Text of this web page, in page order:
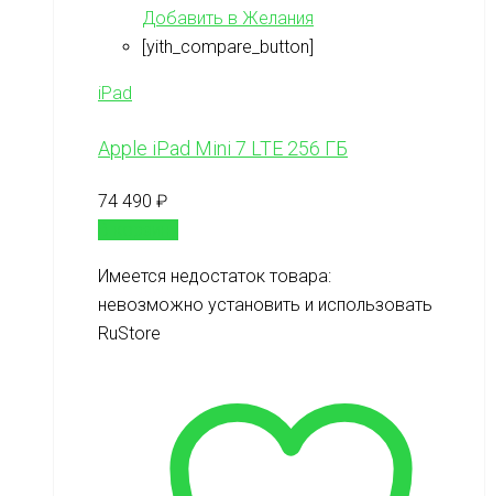
Добавить в Желания
[yith_compare_button]
iPad
Apple iPad Mini 7 LTE 256 ГБ
74 490 ₽
Имеется недостаток товара:
невозможно установить и использовать
RuStore